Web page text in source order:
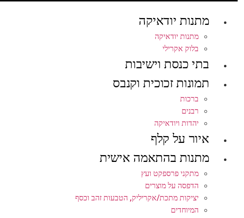
מתנות יודאיקה
מתנות יודאיקה
בלוק אקרילי
בתי כנסת וישיבות
תמונות זכוכית וקנבס
ברכות
רבנים
יהדות ויודאיקה
איור על קלף
מתנות בהתאמה אישית
מתקני פרספקט ועץ
הדפסה על מוצרים
יציקות מתכת/אקריליק, הטבעות זהב וכסף
המיוחדים